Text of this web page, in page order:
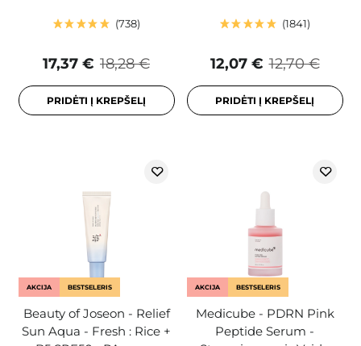
738
18,28 €
17,37 €
PRIDĖTI Į KREPŠELĮ
1841
12,70 €
12,07 €
PRIDĖTI Į KREPŠELĮ
AKCIJA BESTSELERIS
Beauty of Joseon - Relief
Sun Aqua - Fresh : Rice +
AKCIJA BESTSELERIS
Medicube - PDRN Pink
Peptide Serum -